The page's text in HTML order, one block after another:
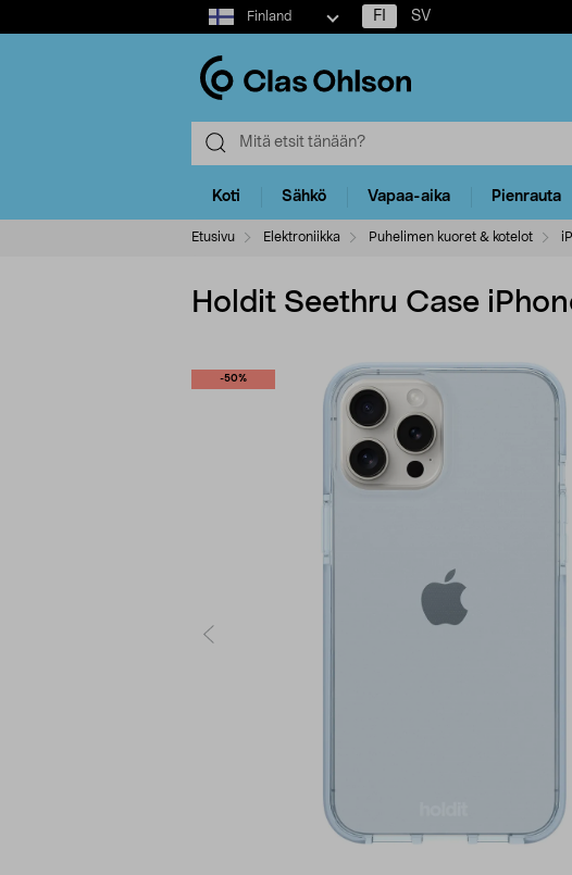
Select
market
Finland FI SV
Koti Sähkö Vapaa-aika Pienrauta
Etusivu Elektroniikka Puhelimen kuoret & kotelot
Holdit Seethru Case
-50%